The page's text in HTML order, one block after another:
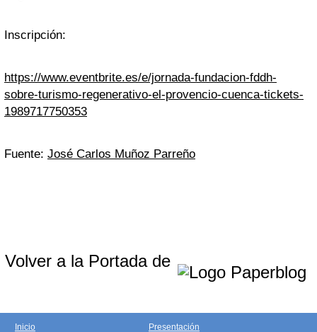
Inscripción:
https://www.eventbrite.es/e/jornada-fundacion-fddh-
sobre-turismo-regenerativo-el-provencio-cuenca-tickets-
1989717750353
Fuente: José Carlos Muñoz Parreño
Volver a la Portada de
Inicio Presentación